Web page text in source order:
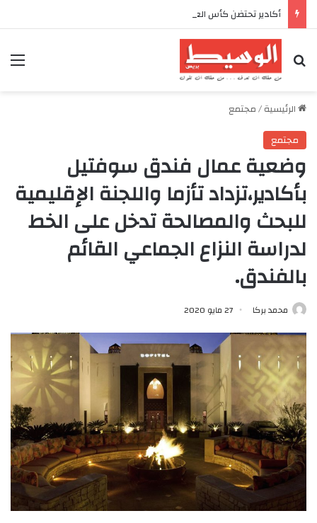
بحث عن
الرئيسية/مجتمع
مجتمع
وضعية عمال فندق سوفتيل
بأكادير،تزداد تأزما واللجنة الإقليمية
للبحث والمصالحة تدخل على الخط
لدراسة النزاع الجماعي القائم
بالفندق.
محمد بركا 27 مايو 2020